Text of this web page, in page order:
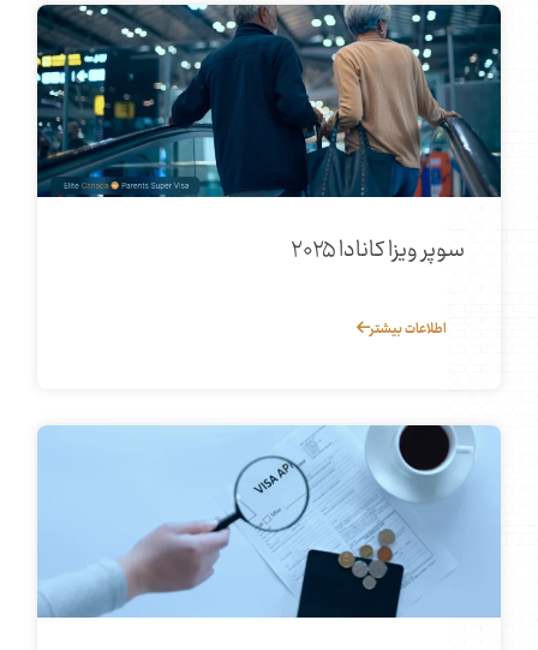
سوپر ویزا کانادا ۲۰۲۵
اطلاعات بیشتر